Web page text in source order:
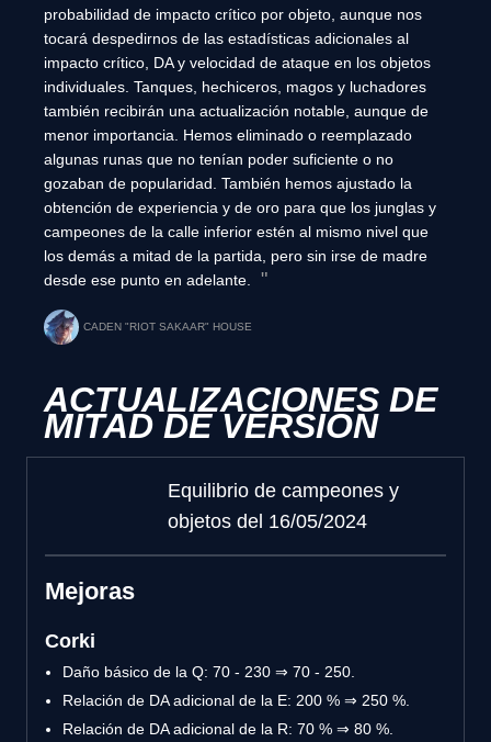
probabilidad de impacto crítico por objeto, aunque nos
tocará despedirnos de las estadísticas adicionales al
impacto crítico, DA y velocidad de ataque en los objetos
individuales. Tanques, hechiceros, magos y luchadores
también recibirán una actualización notable, aunque de
menor importancia. Hemos eliminado o reemplazado
algunas runas que no tenían poder suficiente o no
gozaban de popularidad. También hemos ajustado la
obtención de experiencia y de oro para que los junglas y
campeones de la calle inferior estén al mismo nivel que
los demás a mitad de la partida, pero sin irse de madre
desde ese punto en adelante.
CADEN "RIOT SAKAAR" HOUSE
ACTUALIZACIONES DE
MITAD DE VERSIÓN
Equilibrio de campeones y
objetos del 16/05/2024
Mejoras
Corki
Daño básico de la Q: 70 - 230 ⇒ 70 - 250.
Relación de DA adicional de la E: 200 % ⇒ 250 %.
Relación de DA adicional de la R: 70 % ⇒ 80 %.